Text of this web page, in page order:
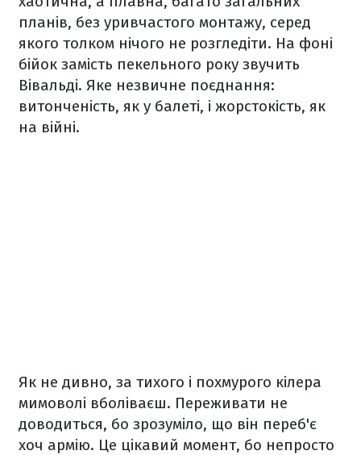
планів, без уривчастого монтажу, серед
якого толком нічого не розгледіти. На фоні
бійок замість пекельного року звучить
Вівальді. Яке незвичне поєднання:
витонченість, як у балеті, і жорстокість, як
на війні.
Як не дивно, за тихого і похмурого кілера
мимоволі вболіваєш. Переживати не
доводиться, бо зрозуміло, що він переб'є
хоч армію. Це цікавий момент, бо непросто